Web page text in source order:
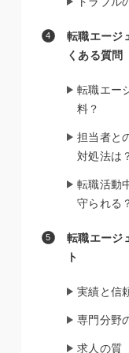
転職エージ
くある質問
転職エー
料？
担当者と
対処法は
転職活動
守られる
転職エージ
ト
実績と信
専門分野
求人の質